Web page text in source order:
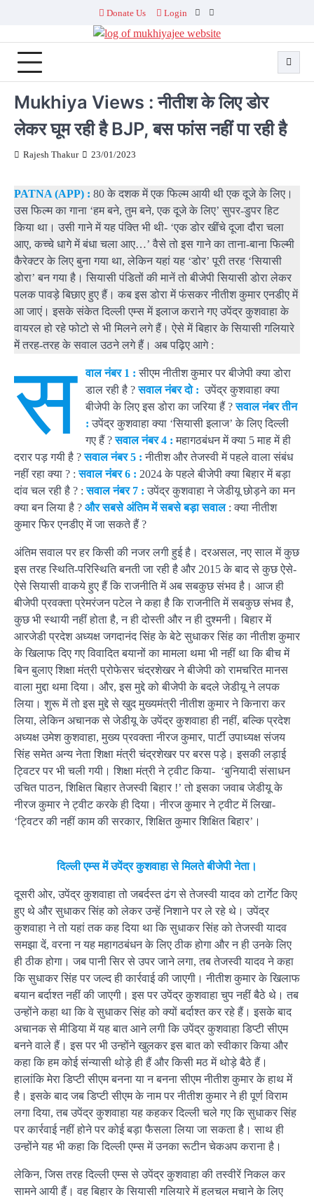
content
Donate Us Login
Facebook
Twitter
Mukhiya Views : नीतीश के लिए डोर
लेकर घूम रही है BJP, बस फांस नहीं पा रही है
Rajesh Thakur 23/01/2023
PATNA (APP) : 80 के दशक में एक फिल्म आयी थी एक दूजे के लिए।
उस फिल्म का गाना ‘हम बने, तुम बने, एक दूजे के लिए’ सुपर-डुपर हिट
किया था। उसी गाने में यह पंक्ति भी थी- ‘एक डोर खींचे दूजा दौरा चला
आए, कच्चे धागे में बंधा चला आए…’ वैसे तो इस गाने का ताना-बाना फिल्मी
कैरेक्टर के लिए बुना गया था, लेकिन यहां यह ‘डोर’ पूरी तरह ‘सियासी
डोरा’ बन गया है। सियासी पंडितों की मानें तो बीजेपी सियासी डोरा लेकर
पलक पावड़े बिछाए हुए हैं। कब इस डोरा में फंसकर नीतीश कुमार एनडीए में
आ जाएं। इसके संकेत ​दिल्ली एम्स में इलाज कराने गए उपेंद्र कुशवाहा के
वायरल हो रहे फोटो से भी मिलने लगे हैं। ऐसे में बिहार के सियासी गलियारे
में तरह-तरह के सवाल उठने लगे हैं। अब पढ़िए आगे :
स वाल नंबर 1 : सीएम नीतीश कुमार पर बीजेपी क्या डोरा
डाल रही है ?सवाल नंबर दो : उपेंद्र कुशवाहा क्या
बीजेपी के लिए इस डोरा का जरिया हैं ?सवाल नंबर तीन
: उपेंद्र कुशवाहा क्या ‘सियासी इलाज’ के लिए दिल्ली
गए हैं ?सवाल नंबर 4 :महागठबंधन में क्या 5 माह में ही
दरार पड़ गयी है ?सवाल नंबर 5 :नीतीश और तेजस्वी में पहले वाला संबंध
नहीं रहा क्या ? :सवाल नंबर 6 : 2024 के पहले बीजेपी क्या बिहार में बड़ा
दांव चल रही है ? :सवाल नंबर 7 : उपेंद्र कुशवाहा ने जेडीयू छोड़ने का मन
क्या ​बन लिया है ? और सबसे अंतिम में सबसे बड़ा सवाल : क्या नीतीश
कुमार फिर एनडीए में जा सकते हैं ?
अंतिम सवाल पर हर किसी की नजर लगी हुई है। दरअसल, नए साल में कुछ
इस तरह स्थिति-परिस्थिति बनती जा रही है और 2015 के बाद से कुछ ऐसे-
ऐसे सियासी वाकये हुए हैं कि राजनीति में अब सबकुछ संभव है। आज ही
बीजेपी प्रवक्ता प्रेमरंजन पटेल ने कहा है कि राजनीति में सबकुछ संभव है,
कुछ भी स्थायी नहीं होता है, न ही दोस्ती और न ही दुश्मनी। बिहार में
आरजेडी प्रदेश अध्यक्ष जगदानंद सिंह के बेटे सुधाकर सिंह का नीतीश कुमार
के खिलाफ दिए गए विवादित बयानों का मामला थमा भी नहीं था कि बीच में
बिन बुलाए शिक्षा मंत्री प्रोफेसर चंद्रशेखर ने बीजेपी को रामचरित मानस
वाला मुद्दा थमा दिया। और, इस मुद्दे को बीजेपी के बदले जेडीयू ने लपक
लिया। शुरू में तो इस मुद्दे से खुद मुख्यमंत्री नीतीश कुमार ने किनारा कर
लिया, लेकिन अचानक से जेडीयू के उपेंद्र कुशवाहा ही नहीं, बल्कि प्रदेश
अध्यक्ष उमेश कुशवाहा, मुख्य प्रवक्ता नीरज कुमार, पार्टी उपाध्यक्ष संजय
सिंह समेत अन्य नेता शिक्षा मंत्री चंद्रशेखर पर बरस पड़े। इसकी लड़ाई
ट्विटर पर भी चली गयी। शिक्षा मंत्री ने ट्वीट किया- ‘बुनियादी संसाधन
उचित पाठन, शिक्षित बिहार तेजस्वी बिहार !’ तो इसका जवाब जेडीयू के
नीरज कुमार ने ट्वीट करके ही दिया। नीरज कुमार ने ट्वीट में लिखा-
‘ट्विटर की नहीं काम की सरकार, शिक्षित कुमार शिक्षित बिहार’।
दिल्ली एम्स में उपेंद्र कुशवाहा से मिलते बीजेपी नेता।
दूसरी ओर, उपेंद्र कुशवाहा तो जबर्दस्त ढंग से तेजस्वी यादव को टार्गेट किए
हुए थे और सुधाकर सिंह को लेकर उन्हें निशाने पर ले रहे थे। उपेंद्र
कुशवाहा ने तो यहां तक कह दिया था कि सुधाकर सिंह को तेजस्वी यादव
समझा दें, वरना न यह महागठबंधन के लिए ठीक होगा और न ही उनके लिए
ही ठीक होगा। जब पानी सिर से उपर जाने लगा, तब तेजस्वी यादव ने कहा
कि सुधाकर सिंह पर जल्द ही कार्रवाई की जाएगी। नीतीश कुमार के खिलाफ
बयान बर्दाश्त नहीं की जाएगी। इस पर उपेंद्र कुशवाहा चुप नहीं बैठे थे। तब
उन्होंने कहा था कि वे सुधाकर सिंह को क्यों बर्दाश्त कर रहे हैं। इसके बाद
अचानक से मीडिया में यह बात आने लगी कि उपेंद्र कुशवाहा डिप्टी सीएम
बनने वाले हैं। इस पर भी उन्होंने खुलकर इस बात को स्वीकार किया और
कहा कि हम कोई संन्यासी थोड़े ही हैं और किसी मठ में थोड़े बैठे हैं।
हालांकि मेरा डिप्टी सीएम बनना या न बनना सीएम नीतीश कुमार के हाथ में
है। इसके बाद जब डिप्टी सीएम के नाम पर नीतीश कुमार ने ही पूर्ण विराम
लगा दिया, तब उपेंद्र कुशवाहा यह कहकर दिल्ली चले गए कि सुधाकर सिंह
पर कार्रवाई नहीं होने पर कोई बड़ा फैसला लिया जा सकता है। साथ ही
उन्होंने यह भी कहा कि दिल्ली एम्स में उनका रूटीन चेकअप कराना है।
लेकिन, जिस तरह दिल्ली एम्स से उपेंद्र कुशवाहा की तस्वीरें निकल कर
सामने आयी हैं। वह बिहार के सियासी गलियारे में हलचल मचाने के लिए